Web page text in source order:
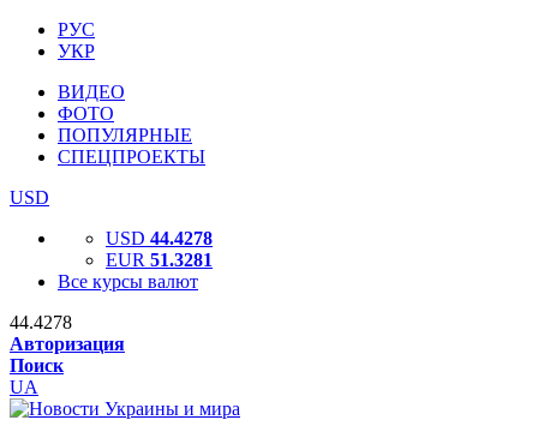
РУС
УКР
ВИДЕО
ФОТО
ПОПУЛЯРНЫЕ
СПЕЦПРОЕКТЫ
USD
USD 44.4278
EUR 51.3281
Все курсы валют
44.4278
Авторизация
Поиск
UA